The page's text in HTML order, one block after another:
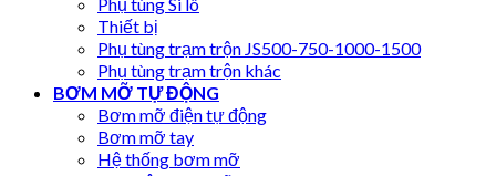
Thiết bị
Phụ tùng trạm trộn JS500-750-1000-1500
Phụ tùng trạm trộn khác
BƠM MỠ TỰ ĐỘNG
Bơm mỡ điện tự động
Bơm mỡ tay
Hệ thống bơm mỡ